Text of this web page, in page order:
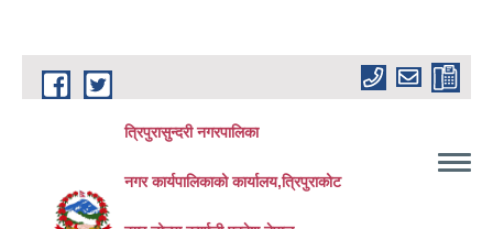
Skip to main content
त्रिपुरासुन्दरी नगरपालिका
नगर कार्यपालिकाको कार्यालय,त्रिपुराकोट